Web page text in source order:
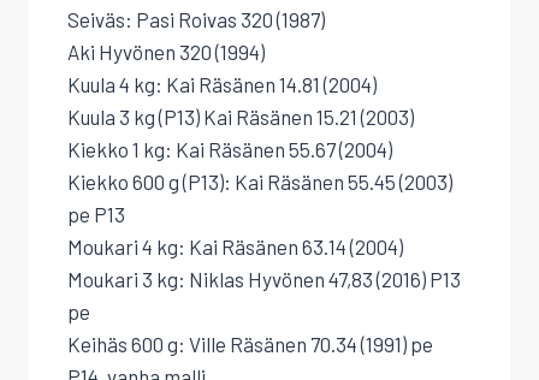
Seiväs: Pasi Roivas 320 (1987)
Aki Hyvönen 320 (1994)
Kuula 4 kg: Kai Räsänen 14.81 (2004)
Kuula 3 kg (P13) Kai Räsänen 15.21 (2003)
Kiekko 1 kg: Kai Räsänen 55.67 (2004)
Kiekko 600 g (P13): Kai Räsänen 55.45 (2003)
pe P13
Moukari 4 kg: Kai Räsänen 63.14 (2004)
Moukari 3 kg: Niklas Hyvönen 47,83 (2016) P13
pe
Keihäs 600 g: Ville Räsänen 70.34 (1991) pe